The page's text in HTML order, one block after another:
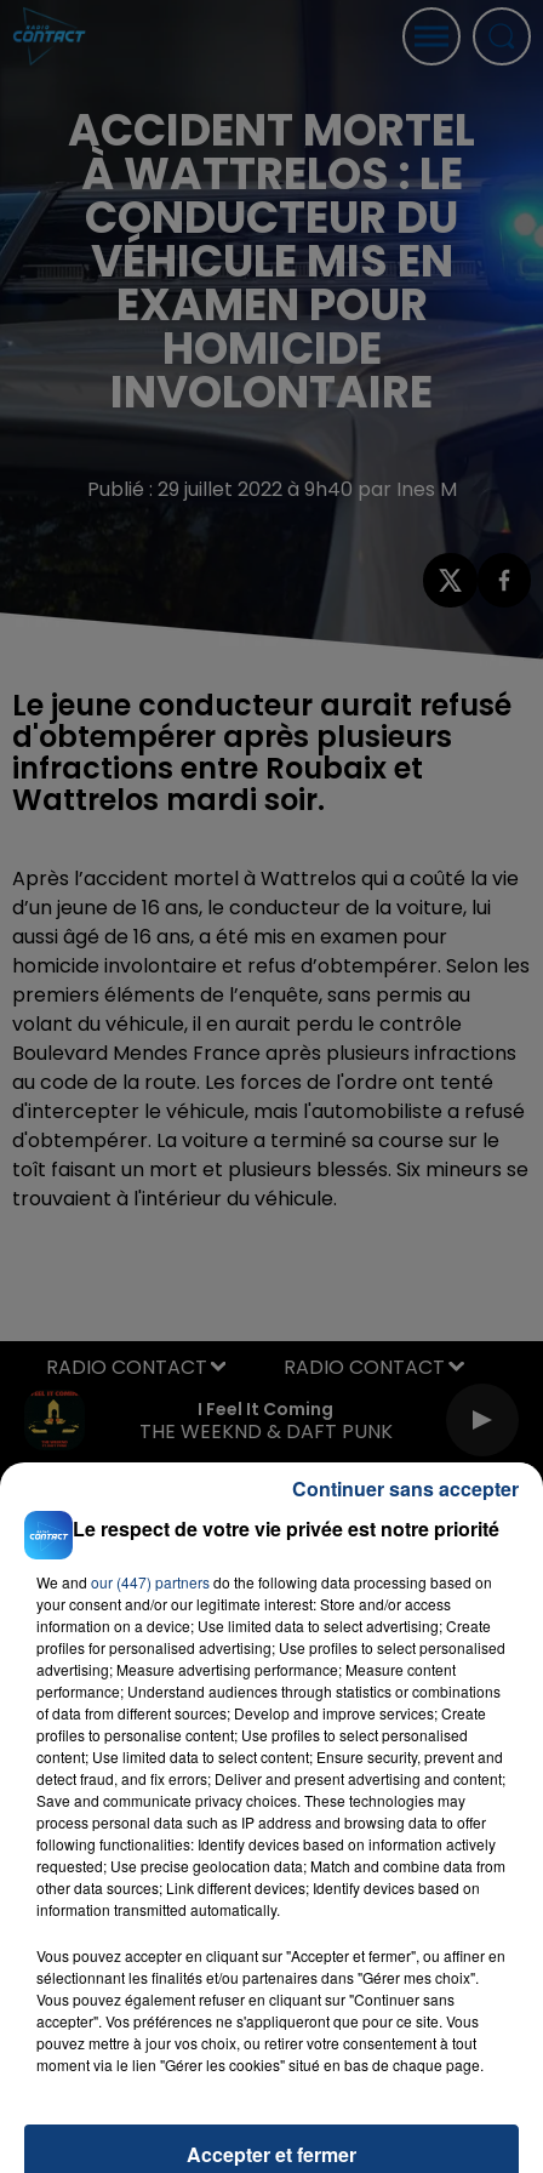
ACCIDENT MORTEL
À WATTRELOS : LE
CONDUCTEUR DU
VÉHICULE MIS EN
EXAMEN POUR
HOMICIDE
INVOLONTAIRE
Publié : 29 juillet 2022 à 9h40 par Ines M
Le jeune conducteur aurait refusé
d'obtempérer après plusieurs
infractions entre Roubaix et
Wattrelos mardi soir.
Après l’accident mortel à Wattrelos qui a coûté la vie
d’un jeune de 16 ans, le conducteur de la voiture, lui
aussi âgé de 16 ans, a été mis en examen pour
homicide involontaire et refus d’obtempérer. Selon les
premiers éléments de l’enquête, sans permis au
volant du véhicule, il en aurait perdu le contrôle
Boulevard Mendes France après plusieurs infractions
au code de la route. Les forces de l'ordre ont tenté
d'intercepter le véhicule, mais l'automobiliste a refusé
d'obtempérer. La voiture a terminé sa course sur le
toît faisant un mort et plusieurs blessés. Six mineurs se
trouvaient à l'intérieur du véhicule.
I Feel It Coming
THE WEEKND & DAFT PUNK
RADIO CONTACT
FIL D'ACTU
23 juillet 2026
INCENDIE MORTEL À LENS : UNE FEMME ET
Un homme s'est immolé par le feu après avoir
aspergé sa compagne et leur bébé de trois mois
d'un liquide inflammable.
Le respect de votre vie privée est notre priorité
We and our (447) partnersdo the following data processing based on
your consent and/or our legitimate interest: Store and/or access
information on a device; Use limited data to select advertising; Create
profiles for personalised advertising; Use profiles to select personalised
advertising; Measure advertising performance; Measure content
performance; Understand audiences through statistics or combinations
of data from different sources; Develop and improve services; Create
profiles to personalise content; Use profiles to select personalised
content; Use limited data to select content; Ensure security, prevent and
detect fraud, and fix errors; Deliver and present advertising and content;
Save and communicate privacy choices. These technologies may
process personal data such as IP address and browsing data to offer
following functionalities: Identify devices based on information actively
requested; Use precise geolocation data; Match and combine data from
other data sources; Link different devices; Identify devices based on
information transmitted automatically.
Vous pouvez accepter en cliquant sur "Accepter et fermer", ou affiner en
sélectionnant les finalités et/ou partenaires dans "Gérer mes choix".
Vous pouvez également refuser en cliquant sur "Continuer sans
accepter". Vos préférences ne s'appliqueront que pour ce site. Vous
pouvez mettre à jour vos choix, ou retirer votre consentement à tout
moment via le lien "Gérer les cookies" situé en bas de chaque page.
Accepter et fermer
Continuer sans accepter